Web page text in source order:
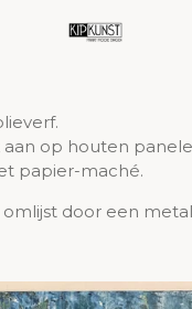
op houten
papier-maché.
door een